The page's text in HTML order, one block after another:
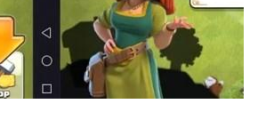
왕판교로644번길 49, 4층 401호 일
워)